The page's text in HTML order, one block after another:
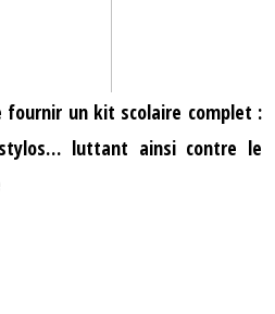
un kit scolaire complet :
luttant ainsi contre le